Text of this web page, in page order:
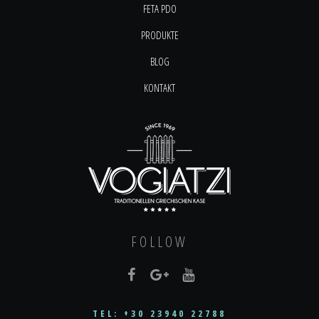
FETA PDO
PRODUKTE
BLOG
KONTAKT
FOLLOW
TEL: +30 23940 22788